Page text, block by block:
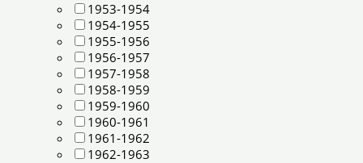
1953-1954
1954-1955
1955-1956
1956-1957
1957-1958
1958-1959
1959-1960
1960-1961
1961-1962
1962-1963